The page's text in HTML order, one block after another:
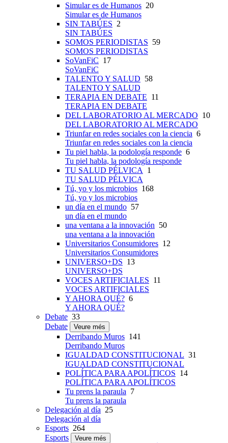
Simular es de Humanos 20
Simular es de Humanos
SIN TABÚES 2
SIN TABÚES
SOMOS PERIODISTAS 59
SOMOS PERIODISTAS
SoVanFiC 17
SoVanFiC
TALENTO Y SALUD 58
TALENTO Y SALUD
TERAPIA EN DEBATE 11
TERAPIA EN DEBATE
DEL LABORATORIO AL MERCADO 10
DEL LABORATORIO AL MERCADO
Triunfar en redes sociales con la ciencia 6
Triunfar en redes sociales con la ciencia
Tu piel habla, la podología responde 6
Tu piel habla, la podología responde
TU SALUD PÉLVICA
1
TU SALUD PÉLVICA
Tú, yo y los microbios 168
Tú, yo y los microbios
un día en el mundo 57
un día en el mundo
una ventana a la innovación 50
una ventana a la innovación
Universitarios Consumidores 12
Universitarios Consumidores
UNIVERSO+DS 13
UNIVERSO+DS
VOCES ARTIFICIALES 11
VOCES ARTIFICIALES
Y AHORA QUÉ? 6
Y AHORA QUÉ?
Debate 33
Debate
Veure més
Derribando Muros 141
Derribando Muros
IGUALDAD CONSTITUCIONAL 31
IGUALDAD CONSTITUCIONAL
POLÍTICA PARA APOLÍTICOS 14
POLÍTICA PARA APOLÍTICOS
Tu prens la paraula 7
Tu prens la paraula
Delegación al día 25
Delegación al día
Esports 264
Esports
Veure més